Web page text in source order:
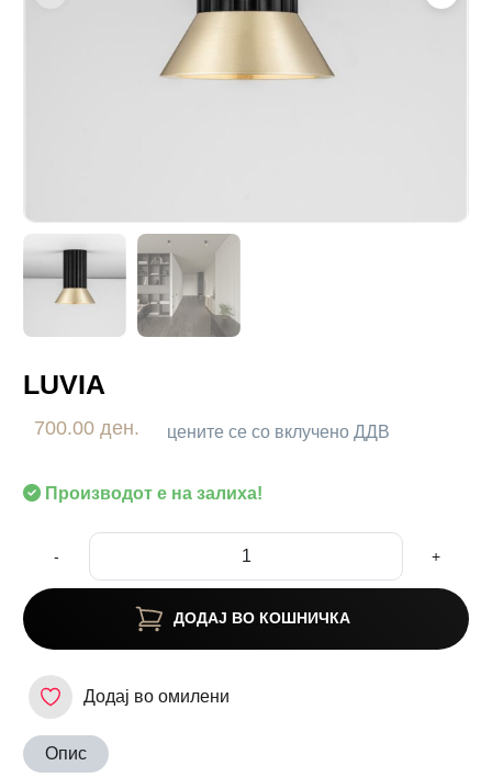
LUVIA
700.00 ден. цените се со вклучено ДДВ
Производот е на залиха!
- +
ДОДАЈ ВО КОШНИЧКА
Додај во омилени
Опис